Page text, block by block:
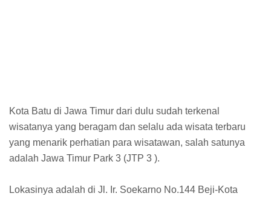
Kota Batu di Jawa Timur dari dulu sudah terkenal
wisatanya yang beragam dan selalu ada wisata terbaru
yang menarik perhatian para wisatawan, salah satunya
adalah Jawa Timur Park 3 (JTP 3 ).
Lokasinya adalah di Jl. Ir. Soekarno No.144 Beji-Kota